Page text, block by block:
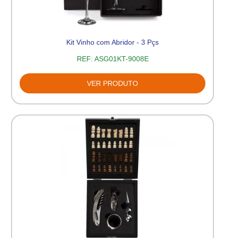
Kit Vinho com Abridor - 3 Pçs
REF: ASG01KT-9008E
VER PRODUTO